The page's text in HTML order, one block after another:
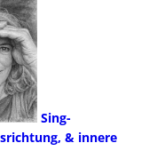
Sing-
& innere